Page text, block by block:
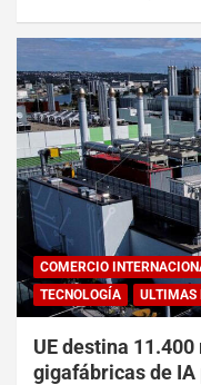
COMERCIO
TECNOLOGÍA
ULTIMAS
UE destina
gigafábricas de IA